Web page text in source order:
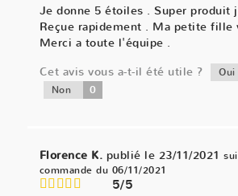
Je donne 5 étoiles . Super produit
Reçue rapidement . Ma petite fille
Merci a toute l'équipe .
Cet avis vous a-t-il été utile ?
Oui
Non 0
Florence K. publié le 23/11/2021
commande du 06/11/2021
5/5